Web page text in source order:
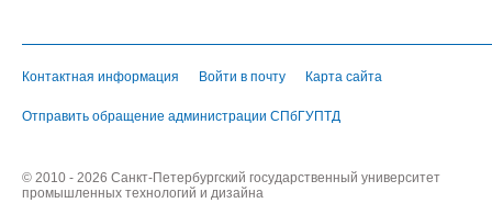
Контактная информация Войти в почту Карта сайта
Отправить обращение администрации СПбГУПТД
© 2010 - 2026 Санкт-Петербургский государственный университет
промышленных технологий и дизайна